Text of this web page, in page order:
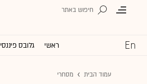
ראשי גלובס פיננסי
עמוד הבית מסחרי